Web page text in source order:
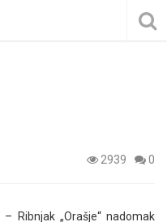
2939
0
– Ribnjak „Orašje“ nadomak